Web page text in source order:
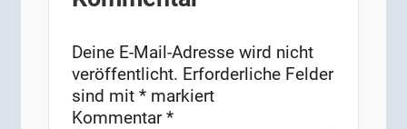
Deine E-Mail-Adresse wird nicht
veröffentlicht. Erforderliche Felder
sind mit* markiert
Kommentar*